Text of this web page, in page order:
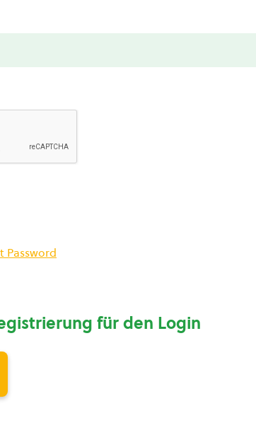
Password
für den Login